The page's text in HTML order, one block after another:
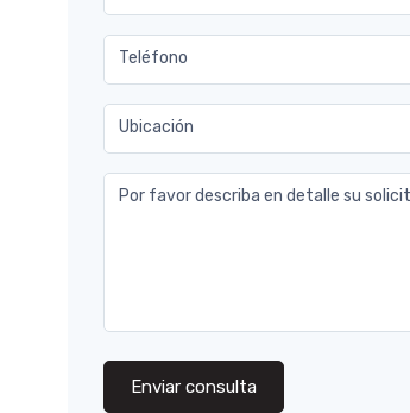
Teléfono
Ubicación
Por favor describa en detalle su
Enviar consulta